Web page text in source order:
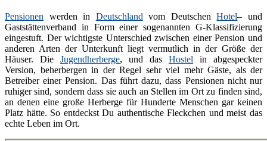
Pensionen werden in Deutschlandvom DeutschenHotel– und
Gaststättenverband in Form einer sogenannten G-Klassifizierung
eingestuft. Der wichtigste Unterschied zwischen einer Pension und
anderen Arten der Unterkunft liegt vermutlich in der Größe der
Häuser. Die Jugendherberge, und das Hostel in abgespeckter
Version, beherbergen in der Regel sehr viel mehr Gäste, als der
Betreiber einer Pension. Das führt dazu, dass Pensionen nicht nur
ruhiger sind, sondern dass sie auch an Stellen im Ort zu finden sind,
an denen eine große Herberge für Hunderte Menschen gar keinen
Platz hätte. So entdeckst Du authentische Fleckchen und meist das
echte Leben im Ort.